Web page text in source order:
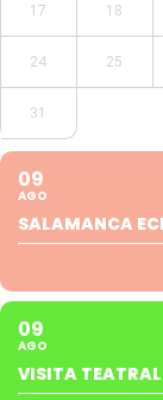
17 18
24 25
31
09
AGO
SALAMANCA
09
AGO
VISITA